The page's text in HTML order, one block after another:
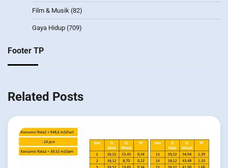
Film & Musik (82)
Gaya Hidup (709)
Footer TP
Related Posts